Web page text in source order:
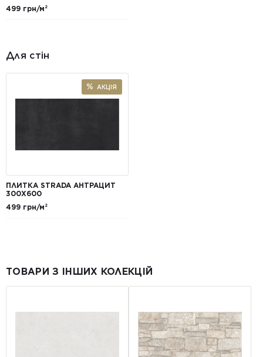
499 грн/м²
Для стін
АКЦІЯ
ПЛИТКА STRADA АНТРАЦИТ
300Х600
499 грн/м²
ТОВАРИ З ІНШИХ КОЛЕКЦІЙ